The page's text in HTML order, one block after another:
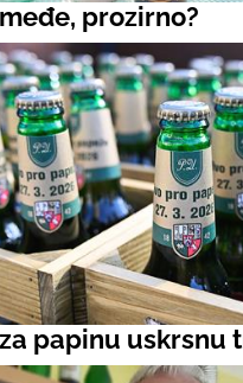
prozirno?
papinu uskrsnu